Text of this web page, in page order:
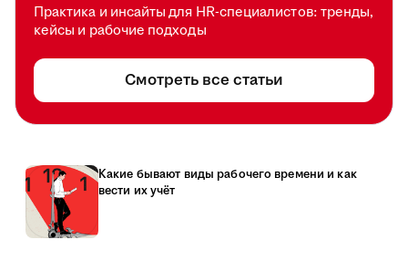
Практика и инсайты для HR-специалистов: тренды,
кейсы и рабочие подходы
Смотреть все статьи
Какие бывают виды рабочего времени и как
вести их учёт